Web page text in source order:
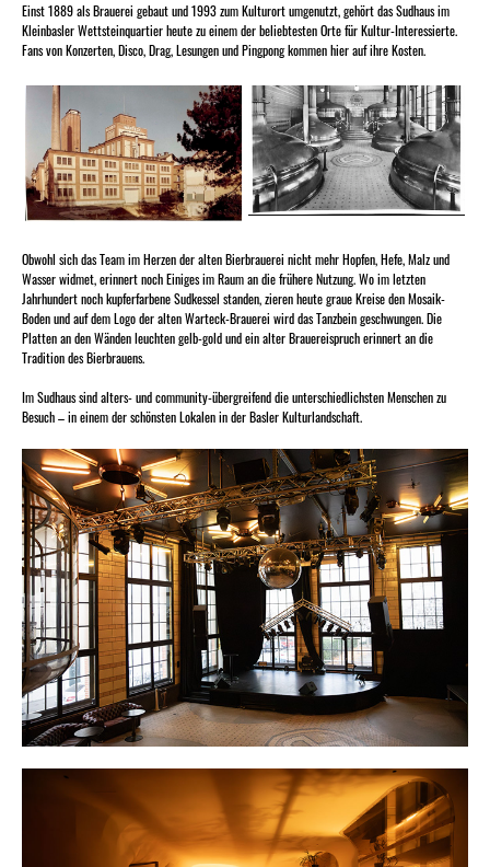
Einst 1889 als Brauerei gebaut und 1993 zum Kulturort umgenutzt, gehört das Sudhaus im
Kleinbasler Wettsteinquartier heute zu einem der beliebtesten Orte für Kultur-Interessierte.
Fans von Konzerten, Disco, Drag, Lesungen und Pingpong kommen hier auf ihre Kosten.
Obwohl sich das Team im Herzen der alten Bierbrauerei nicht mehr Hopfen, Hefe, Malz und
Wasser widmet, erinnert noch Einiges im Raum an die frühere Nutzung. Wo im letzten
Jahrhundert noch kupferfarbene Sudkessel standen, zieren heute graue Kreise den Mosaik-
Boden und auf dem Logo der alten Warteck-Brauerei wird das Tanzbein geschwungen. Die
Platten an den Wänden leuchten gelb-gold und ein alter Brauereispruch erinnert an die
Tradition des Bierbrauens.
Im Sudhaus sind alters- und community-übergreifend die unterschiedlichsten Menschen zu
Besuch – in einem der schönsten Lokalen in der Basler Kulturlandschaft.